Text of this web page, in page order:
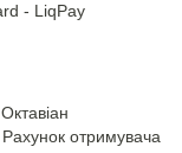
- LiqPay
отримувача